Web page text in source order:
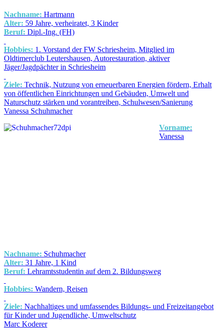
Nachname: Hartmann
Alter: 59 Jahre, verheiratet, 3 Kinder
Beruf: Dipl.-Ing. (FH)
Hobbies: 1. Vorstand der FW Schriesheim, Mitglied im
Oldtimerclub Leutershausen, Autorestauration, aktiver
Jäger/Jagdpächter in Schriesheim
Ziele: Technik, Nutzung von erneuerbaren Energien fördern, Erhalt
von öffentlichen Einrichtungen und Gebäuden, Umwelt und
Naturschutz stärken und vorantreiben, Schulwesen/Sanierung
Vanessa Schuhmacher
Vorname:
Vanessa
Nachname: Schuhmacher
Alter: 31 Jahre, 1 Kind
Beruf: Lehramtsstudentin auf dem 2. Bildungsweg
Hobbies: Wandern, Reisen
Ziele: Nachhaltiges und umfassendes Bildungs- und Freizeitangebot
für Kinder und Jugendliche, Umweltschutz
Marc Koderer